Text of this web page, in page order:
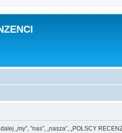
„my”, ”nas”, „nasza”, „POLSCY